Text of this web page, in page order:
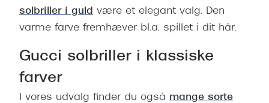
solbriller i guld være et elegant valg. Den
varme farve fremhæver bl.a. spillet i dit hår.
Gucci solbriller i klassiske
farver
I vores udvalg finder du også mange sorte